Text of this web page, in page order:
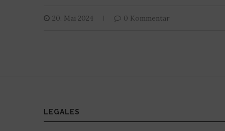
20. Mai 2024 0 Kommentar
LEGALES